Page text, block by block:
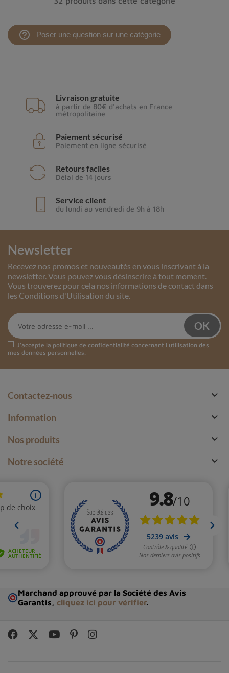
help_outline Poser une question sur une catégorie
Livraison gratuite
à partir de 80€ d'achats en France
métropolitaine
Paiement sécurisé
Paiement en ligne sécurisé
Retours faciles
Délai de 14 jours
Service client
du lundi au vendredi de 9h à 18h
Newsletter
Recevez nos promos et nouveautés en vous inscrivant à la
newsletter. Vous pouvez vous désinscrire à tout moment.
Vous trouverez pour cela nos informations de contact dans
les Conditions d'Utilisation du site.
J'accepte la politique de confidentialité concernant l'utilisation des
mes données personnelles.
Contactez-nous 
Information 
Nos produits 
Notre société 
Marchand approuvé par la Société des Avis
Garantis, cliquez ici pour vérifier.